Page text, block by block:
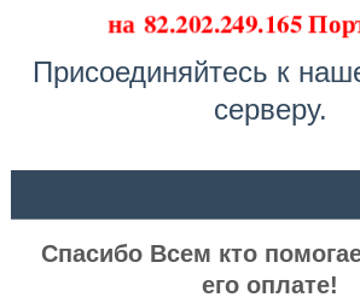
на82.202.249.165
Присоединяйтесь к
серверу.
Спасибо Всем кто
его оплате!